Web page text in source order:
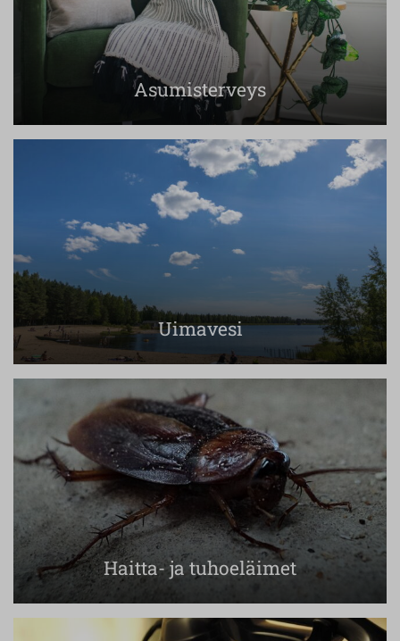
Asumisterveys
Uimavesi
Haitta- ja tuhoeläimet